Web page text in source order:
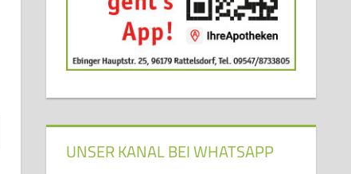
UNSER KANAL BEI WHATSAPP